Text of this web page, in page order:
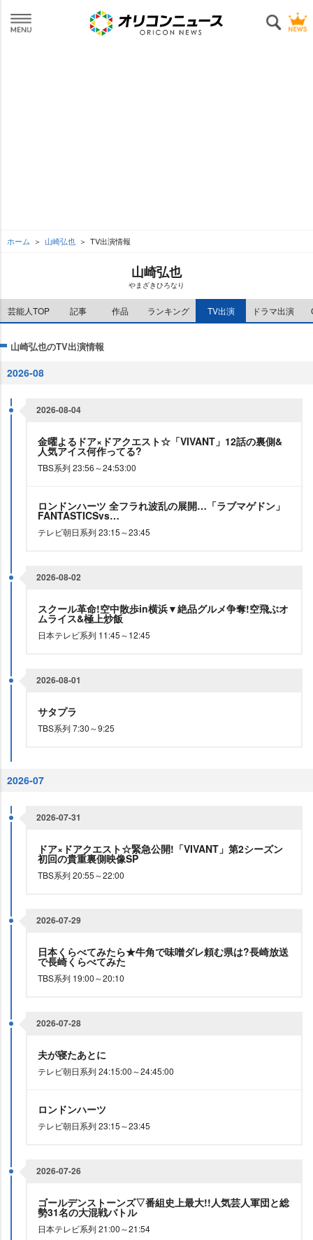
ホーム 山崎弘也 TV出演情報
山崎弘也
まざきひろなり
芸能人TOP 記事 作品 ランキング TV出演 ドラマ出演
山崎弘也のTV出演情報
2026-08
2026-08-04
金曜よるドア×ドアクエスト☆「VIVANT」12話の裏側&
人気アイス何作ってる?
TBS系列 23:56～24:53:00
ロンドンハーツ 全フラれ波乱の展開…「ラブマゲドン」
FANTASTICSvs…
テレビ朝日系列 23:15～23:45
2026-08-02
スクール革命!空中散歩in横浜▼絶品グルメ争奪!空飛ぶオ
ムライス&極上炒飯
日本テレビ系列 11:45～12:45
2026-08-01
サタプラ
TBS系列 7:30～9:25
2026-07
2026-07-31
ドア×ドアクエスト☆緊急公開!「VIVANT」第2シーズン
初回の貴重裏側映像SP
TBS系列 20:55～22:00
2026-07-29
日本くらべてみたら★牛角で味噌ダレ頼む県は?長崎放送
で長崎くらべてみた
TBS系列 19:00～20:10
2026-07-28
夫が寝たあとに
テレビ朝日系列 24:15:00～24:45:00
ロンドンハーツ
テレビ朝日系列 23:15～23:45
2026-07-26
ゴールデンストーンズ▽番組史上最大!!人気芸人軍団と総
勢31名の大混戦バトル
日本テレビ系列 21:00～21:54